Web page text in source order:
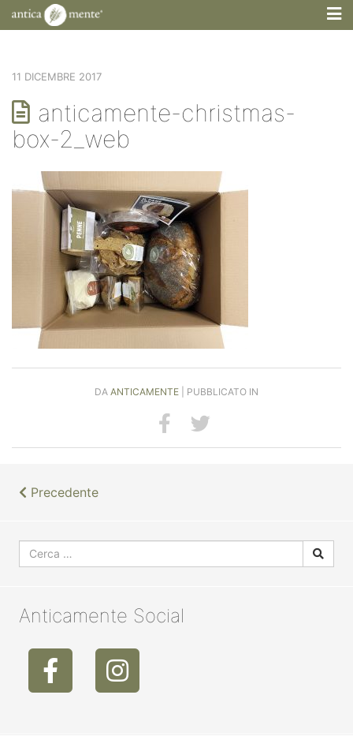
11 DICEMBRE 2017
anticamente-christmas-
box-2_web
DA ANTICAMENTE | PUBBLICATO IN
Precedente
Anticamente Social